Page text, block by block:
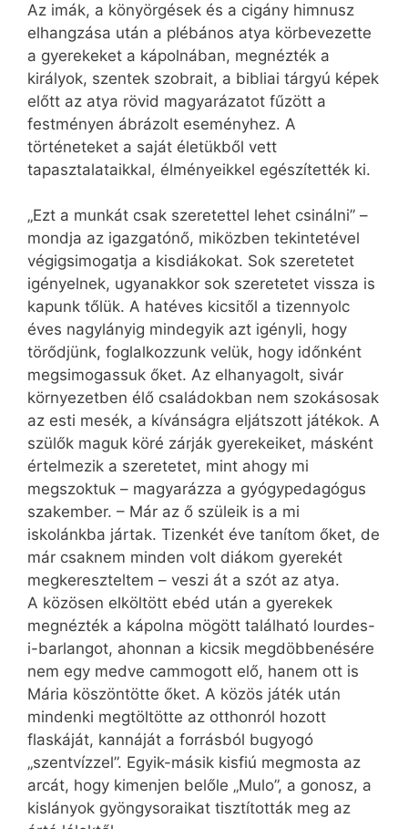
Az imák, a könyörgések és a cigány himnusz
elhangzása után a plébános atya körbevezette
a gyerekeket a kápolnában, megnézték a
királyok, szentek szobrait, a bibliai tárgyú képek
előtt az atya rövid magyarázatot fűzött a
festményen ábrázolt eseményhez. A
történeteket a saját életükből vett
tapasztalataikkal, élményeikkel egészítették ki.
„Ezt a munkát csak szeretettel lehet csinálni” –
mondja az igazgatónő, miközben tekintetével
végigsimogatja a kisdiákokat. Sok szeretetet
igényelnek, ugyanakkor sok szeretetet vissza is
kapunk tőlük. A hatéves kicsitől a tizennyolc
éves nagylányig mindegyik azt igényli, hogy
törődjünk, foglalkozzunk velük, hogy időnként
megsimogassuk őket. Az elhanyagolt, sivár
környezetben élő családokban nem szokásosak
az esti mesék, a kívánságra eljátszott játékok. A
szülők maguk köré zárják gyerekeiket, másként
értelmezik a szeretetet, mint ahogy mi
megszoktuk – magyarázza a gyógypedagógus
szakember. – Már az ő szüleik is a mi
iskolánkba jártak. Tizenkét éve tanítom őket, de
már csaknem minden volt diákom gyerekét
megkereszteltem – veszi át a szót az atya.
A közösen elköltött ebéd után a gyerekek
megnézték a kápolna mögött található lourdes-
i-barlangot, ahonnan a kicsik megdöbbenésére
nem egy medve cammogott elő, hanem ott is
Mária köszöntötte őket. A közös játék után
mindenki megtöltötte az otthonról hozott
flaskáját, kannáját a forrásból bugyogó
„szentvízzel”. Egyik-másik kisfiú megmosta az
arcát, hogy kimenjen belőle „Mulo”, a gonosz, a
kislányok gyöngysoraikat tisztították meg az